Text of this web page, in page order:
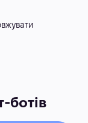
ботів